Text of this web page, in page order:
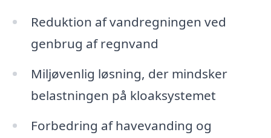
Reduktion af vandregningen ved
genbrug af regnvand
Miljøvenlig løsning, der mindsker
belastningen på kloaksystemet
Forbedring af havevanding og